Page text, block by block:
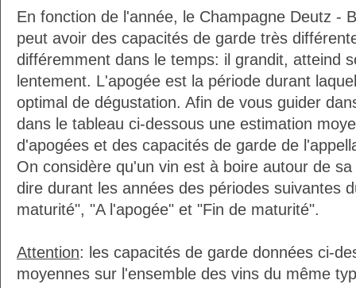
En fonction de l'année, le Champagne Deutz -
peut avoir des capacités de garde très
différemment dans le temps: il grandit, atteind
lentement. L'apogée est la période durant
optimal de dégustation. Afin de vous guider
dans le tableau ci-dessous une estimation
d'apogées et des capacités de garde de
On considère qu'un vin est à boire autour de
dire durant les années des périodes suivantes
maturité", "A l'apogée" et "Fin de maturité".
Attention: les capacités de garde données ci-
moyennes sur l'ensemble des vins du même